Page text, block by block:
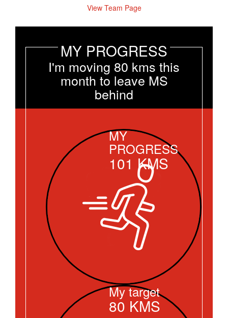
View Team Page
MY PROGRESS
I'm moving 80 kms this
month to leave MS
behind
MY
PROGRESS
101 KMS
My target
80 KMS